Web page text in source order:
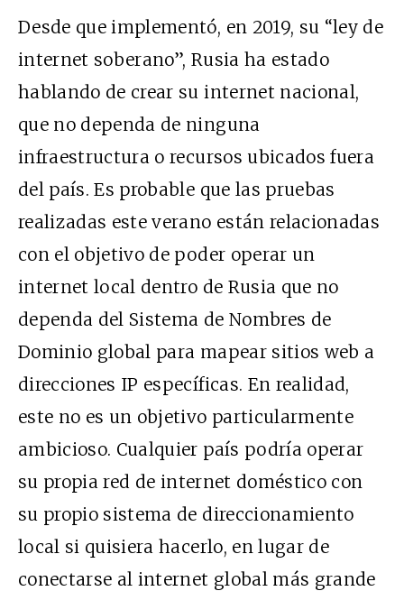
Desde que implementó, en 2019, su “ley de
internet soberano”, Rusia ha estado
hablando de crear su internet nacional,
que no dependa de ninguna
infraestructura o recursos ubicados fuera
del país. Es probable que las pruebas
realizadas este verano están relacionadas
con el objetivo de poder operar un
internet local dentro de Rusia que no
dependa del Sistema de Nombres de
Dominio global para mapear sitios web a
direcciones IP específicas. En realidad,
este no es un objetivo particularmente
ambicioso. Cualquier país podría operar
su propia red de internet domésticocon
su propio sistema de direccionamiento
local si quisiera hacerlo, en lugar de
conectarse al internet global más grande